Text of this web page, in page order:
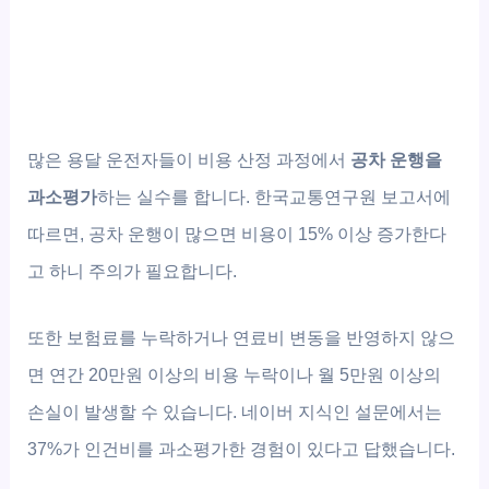
많은 용달 운전자들이 비용 산정 과정에서 공차 운행을
과소평가하는 실수를 합니다. 한국교통연구원 보고서에
따르면, 공차 운행이 많으면 비용이 15% 이상 증가한다
고 하니 주의가 필요합니다.
또한 보험료를 누락하거나 연료비 변동을 반영하지 않으
면 연간 20만원 이상의 비용 누락이나 월 5만원 이상의
손실이 발생할 수 있습니다. 네이버 지식인 설문에서는
37%가 인건비를 과소평가한 경험이 있다고 답했습니다.